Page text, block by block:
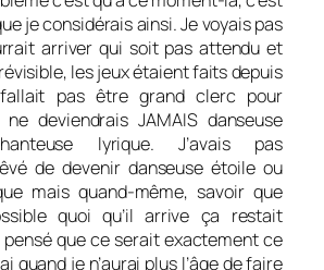
je considérais ainsi. Je voyais pas
arriver qui soit pas attendu et
les jeux étaient faits depuis
pas être grand clerc pour
deviendrais JAMAIS danseuse
lyrique. J’avais pas
de devenir danseuse étoile ou
mais quand-même, savoir que
quoi qu’il arrive ça restait
pensé que ce serait exactement ce
quand je n’aurai plus l’âge de faire